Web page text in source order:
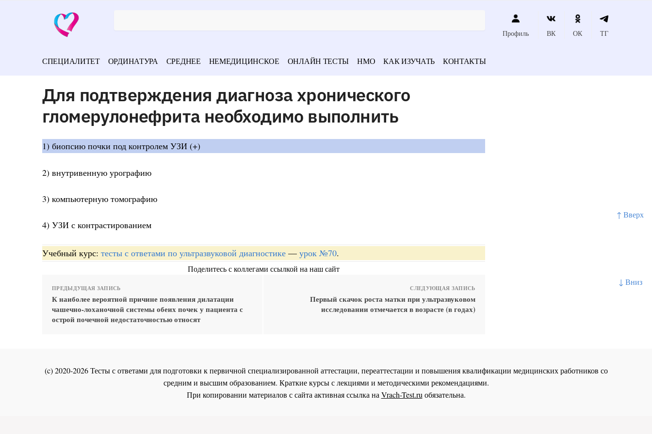
↑ Вверх
↓ Вниз
Профиль ВК ОК ТГ
СПЕЦИАЛИТЕТ ОРДИНАТУРА СРЕДНЕЕ НЕМЕДИЦИНСКОЕ ОНЛАЙН ТЕСТЫ НМО КАК ИЗУЧАТЬ КОНТАКТЫ
Для подтверждения диагноза хронического
гломерулонефрита необходимо выполнить
1) биопсию почки под контролем УЗИ (+)
2) внутривенную урографию
3) компьютерную томографию
4) УЗИ с контрастированием
Учебный курс: тесты с ответами по ультразвуковой диагностике — урок №70.
Поделитесь с коллегами ссылкой на наш сайт
ПРЕДЫДУЩАЯ ЗАПИСЬ
К наиболее вероятной причине появления дилатации
чашечно-лоханочной системы обеих почек у пациента с
острой почечной недостаточностью относят
СЛЕДУЮЩАЯ ЗАПИСЬ
Первый скачок роста матки при ультразвуковом
исследовании отмечается в возрасте (в годах)
(c) 2020-2026 Тесты с ответами для подготовки к первичной специализированной аттестации, переаттестации и повышения квалификации медицинских работников со
средним и высшим образованием. Краткие курсы с лекциями и методическими рекомендациями.
При копировании материалов с сайта активная ссылка на Vrach-Test.ru обязательна.